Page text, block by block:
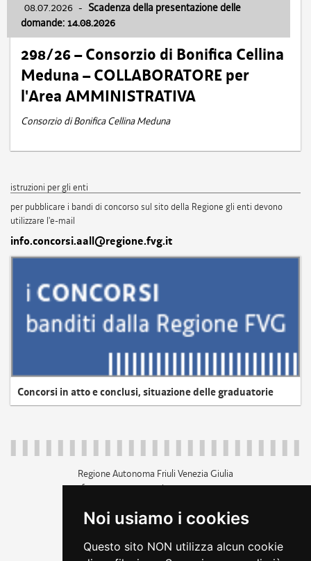
Noi usiamo i cookies
Questo sito NON utilizza alcun cookie
08.07.2026 - Scadenza della presentazione delle
domande: 14.08.2026
298/26 – Consorzio di Bonifica Cellina
Meduna – COLLABORATORE per
l'Area AMMINISTRATIVA
Consorzio di Bonifica Cellina Meduna
istruzioni per gli enti
per pubblicare i bandi di concorso sul sito della Regione gli enti devono
utilizzare l'e-mail
info.concorsi.aall@regione.fvg.it
Concorsi in atto e conclusi, situazione delle graduatorie
Regione Autonoma Friuli Venezia Giulia
c.f. 80014930327; p.iva 00526040324
+39 040 3771111